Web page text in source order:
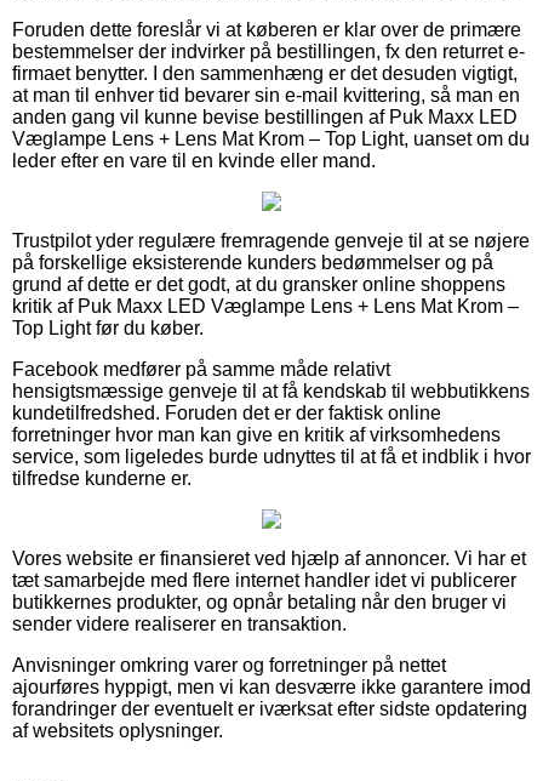
Foruden dette foreslår vi at køberen er klar over de primære
bestemmelser der indvirker på bestillingen, fx den returret e-
firmaet benytter. I den sammenhæng er det desuden vigtigt,
at man til enhver tid bevarer sin e-mail kvittering, så man en
anden gang vil kunne bevise bestillingen af Puk Maxx LED
Væglampe Lens + Lens Mat Krom – Top Light, uanset om du
leder efter en vare til en kvinde eller mand.
Trustpilot yder regulære fremragende genveje til at se nøjere
på forskellige eksisterende kunders bedømmelser og på
grund af dette er det godt, at du gransker online shoppens
kritik af Puk Maxx LED Væglampe Lens + Lens Mat Krom –
Top Light før du køber.
Facebook medfører på samme måde relativt
hensigtsmæssige genveje til at få kendskab til webbutikkens
kundetilfredshed. Foruden det er der faktisk online
forretninger hvor man kan give en kritik af virksomhedens
service, som ligeledes burde udnyttes til at få et indblik i hvor
tilfredse kunderne er.
Vores website er finansieret ved hjælp af annoncer. Vi har et
tæt samarbejde med flere internet handler idet vi publicerer
butikkernes produkter, og opnår betaling når den bruger vi
sender videre realiserer en transaktion.
Anvisninger omkring varer og forretninger på nettet
ajourføres hyppigt, men vi kan desværre ikke garantere imod
forandringer der eventuelt er iværksat efter sidste opdatering
af websitets oplysninger.